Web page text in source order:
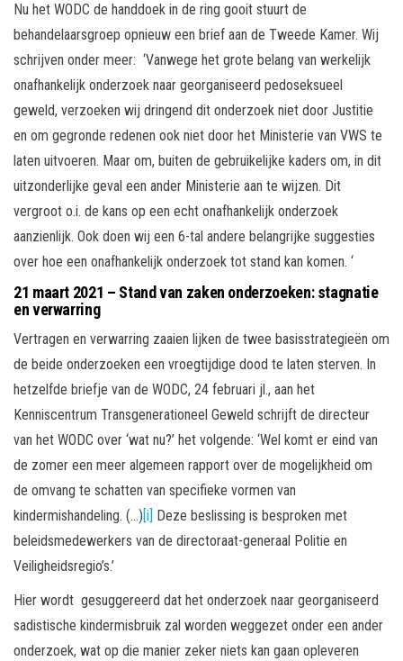
Nu het WODC de handdoek in de ring gooit stuurt de
behandelaarsgroep opnieuw een brief aan de Tweede Kamer. Wij
schrijven onder meer: ‘Vanwege het grote belang van werkelijk
onafhankelijk onderzoek naar georganiseerd pedoseksueel
geweld, verzoeken wij dringend dit onderzoek niet door Justitie
en om gegronde redenen ook niet door het Ministerie van VWS te
laten uitvoeren. Maar om, buiten de gebruikelijke kaders om, in dit
uitzonderlijke geval een ander Ministerie aan te wijzen. Dit
vergroot o.i. de kans op een echt onafhankelijk onderzoek
aanzienlijk. Ook doen wij een 6-tal andere belangrijke suggesties
over hoe een onafhankelijk onderzoek tot stand kan komen. ‘
21 maart 2021 – Stand van zaken onderzoeken: stagnatie
en verwarring
Vertragen en verwarring zaaien lijken de twee basisstrategieën om
de beide onderzoeken een vroegtijdige dood te laten sterven. In
hetzelfde briefje van de WODC, 24 februari jl., aan het
Kenniscentrum Transgenerationeel Geweld schrijft de directeur
van het WODC over ‘wat nu?’ het volgende: ‘Wel komt er eind van
de zomer een meer algemeen rapport over de mogelijkheid om
de omvang te schatten van specifieke vormen van
kindermishandeling. (…)[i] Deze beslissing is besproken met
beleidsmedewerkers van de directoraat-generaal Politie en
Veiligheidsregio’s.’
Hier wordt gesuggereerd dat het onderzoek naar georganiseerd
sadistische kindermisbruik zal worden weggezet onder een ander
onderzoek, wat op die manier zeker niets kan gaan opleveren